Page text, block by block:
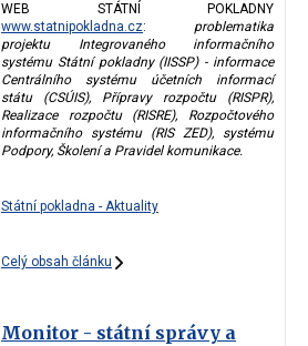
WEB STÁTNÍ POKLADNY
www.statnipokladna.cz: problematika
projektu Integrovaného informačního
systému Státní pokladny (IISSP) - informace
Centrálního systému účetních informací
státu (CSÚIS), Přípravy rozpočtu (RISPR),
Realizace rozpočtu (RISRE), Rozpočtového
informačního systému (RIS ZED), systému
Podpory, Školení a Pravidel komunikace.
Státní pokladna - Aktuality
Celý obsah článku
Monitor - státní správy a